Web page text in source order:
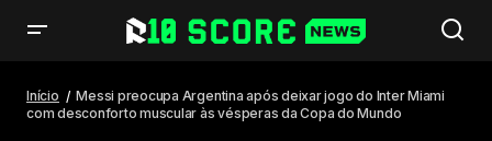
desconforto muscular às vésperas da Copa do Mundo
Início
Messi preocupa Argentina após deixar jogo do Inter Miami
com desconforto muscular às vésperas da Copa do Mundo